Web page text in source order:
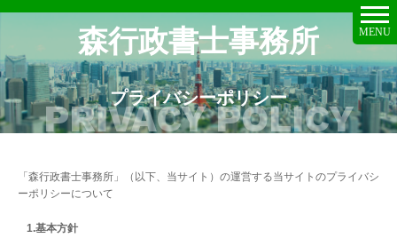
森行政書士事務所 MENU
プライバシーポリシー
「森行政書士事務所」（以下、当サイト）の運営する当サイトのプライバシ
ーポリシーについて
基本方針